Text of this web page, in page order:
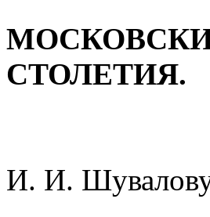
СТОЛЕТИЯ.
И. И.